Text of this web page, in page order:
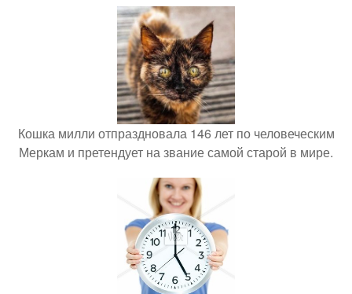
Кошка милли отпраздновала 146 лет по человеческим
Меркам и претендует на звание самой старой в мире.